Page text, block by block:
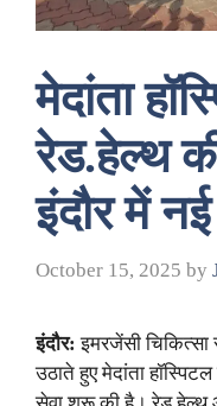
मेदांता
रेड.हेल्थ
इंदौर में
October 15, 2025 by
इंदौर: इमरजेंसी
उठाते हुए मेदांता